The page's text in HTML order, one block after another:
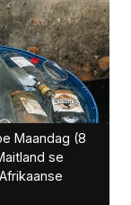
Maandag (8
se